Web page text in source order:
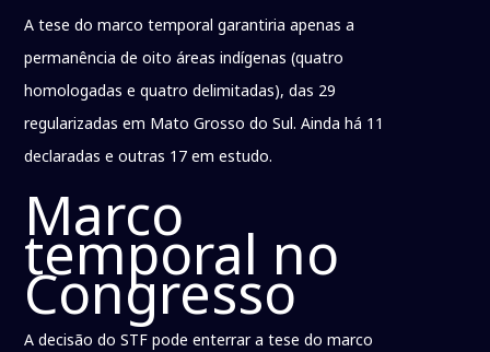
A tese do marco temporal garantiria apenas a
permanência de oito áreas indígenas (quatro
homologadas e quatro delimitadas), das 29
regularizadas em Mato Grosso do Sul. Ainda há 11
declaradas e outras 17 em estudo.
Marco
temporal no
Congresso
A decisão do STF pode enterrar a tese do marco